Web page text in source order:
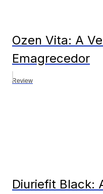
Ozen Vita: A
Emagrecedor
Review
Diuriefit Black: